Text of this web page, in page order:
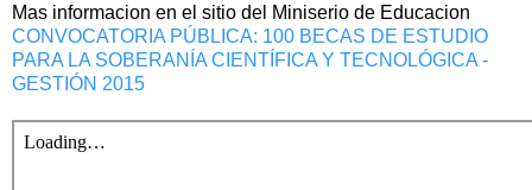
Mas informacion en el sitio del Miniserio de Educacion
CONVOCATORIA PÚBLICA: 100 BECAS DE ESTUDIO
PARA LA SOBERANÍA CIENTÍFICA Y TECNOLÓGICA -
GESTIÓN 2015